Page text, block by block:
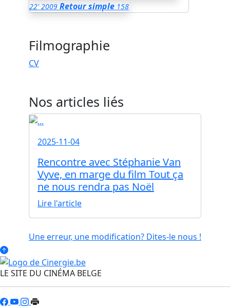
22' 2009 Retour simple 158
Filmographie
CV
Nos articles liés
2025-11-04
Rencontre avec Stéphanie Van
Vyve, en marge du film Tout ça
ne nous rendra pas Noël
Lire l'article
Une erreur, une modification? Dites-le nous !
LE SITE DU CINÉMA BELGE